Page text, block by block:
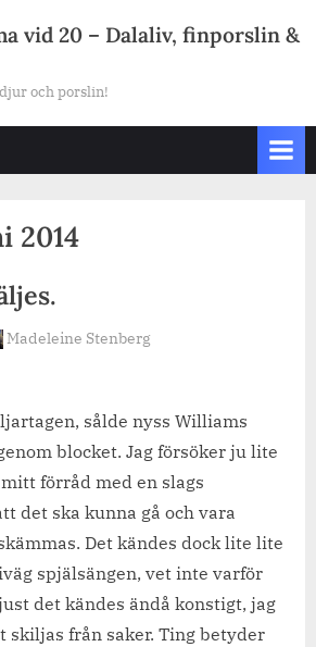
vid 20 – Dalaliv, finporslin &
och porslin!
2014
By
Madeleine Stenberg
sålde nyss Williams
blocket. Jag försöker ju lite
förråd med en slags
det ska kunna gå och vara
Det kändes dock lite lite
spjälsängen, vet inte varför
det kändes ändå konstigt, jag
från saker. Ting betyder